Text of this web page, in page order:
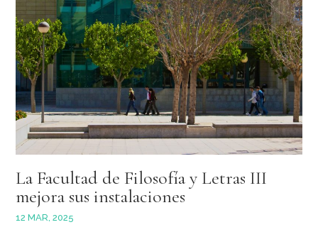
La Facultad de Filosofía y Letras III
mejora sus instalaciones
12 MAR, 2025